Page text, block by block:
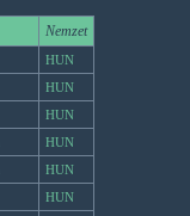
Nemzet
HUN
HUN
HUN
HUN
HUN
HUN